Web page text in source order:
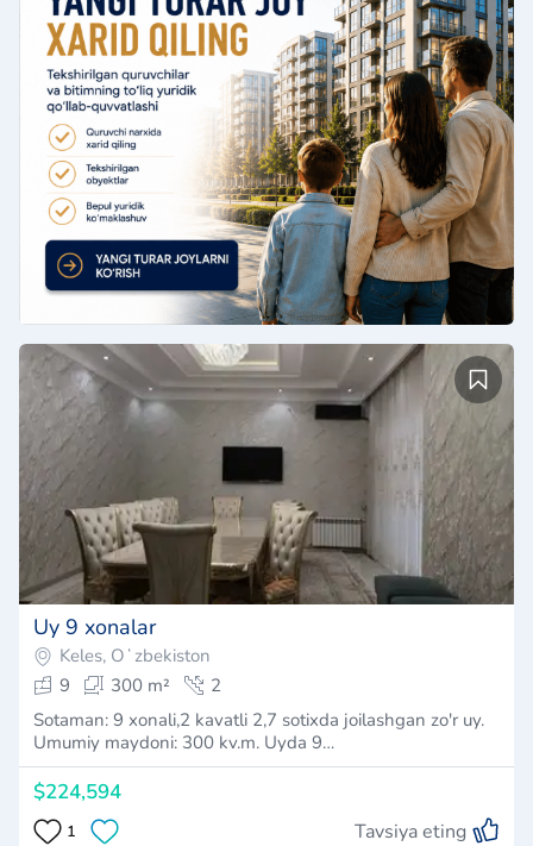
Uy 9 xonalar
Keles, Oʻzbekiston
9
300 m²
2
Sotaman: 9 xonali,2 kavatli 2,7 sotixda joilashgan zo'r uy.
Umumiy maydoni: 300 kv.m. Uyda 9…
$224,594
1 Tavsiya eting